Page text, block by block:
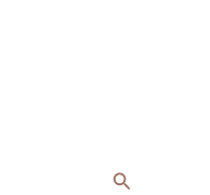
Cerca